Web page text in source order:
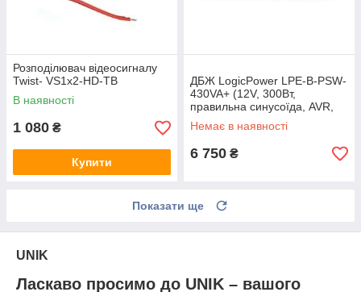
Розподілювач відеосигналу
Twist- VS1x2-HD-TB
В наявності
1 080 ₴
Купити
ДБЖ LogicPower LPE-B-PSW-
430VA+ (12V, 300Вт,
правильна синусоїда, AVR,
LCD, заряд 1–15А)
Немає в наявності
6 750 ₴
Показати ще
UNIK
Ласкаво просимо до UNIK – вашого